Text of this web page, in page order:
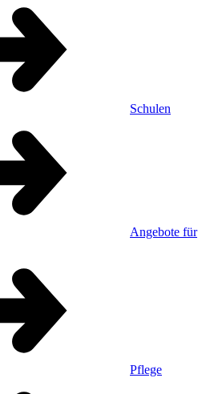
Schulen
Angebote für
Pflege